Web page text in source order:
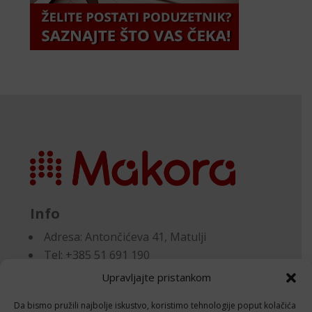
Upravljajte pristankom
Da bismo pružili najbolje iskustvo, koristimo tehnologije poput kolačića
Info
Adresa:Antončićeva 41, Matulji
Tel: +385 51 691 190
Email:knjigovodstvo@makora.hr